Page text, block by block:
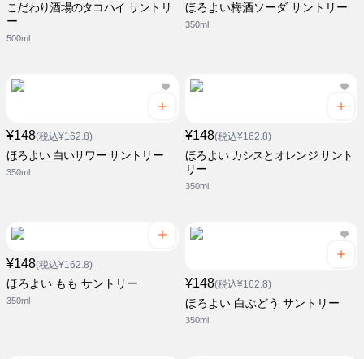
こだわり酒場のタコハイ サントリ
ー
500ml
ほろよい梅酒ソーダ サントリー
350ml
¥148(税込¥162.8)
ほろよい 白いサワー サントリー
350ml
¥148(税込¥162.8)
ほろよい カシスとオレンジ サント
リー
350ml
¥148(税込¥162.8)
ほろよい もも サントリー
350ml
¥148(税込¥162.8)
ほろよい 白ぶどう サントリー
350ml